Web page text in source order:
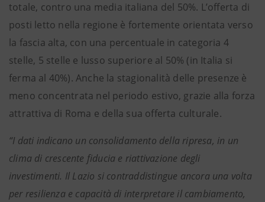
totale, contro una media italiana del 50%. L’offerta di
posti letto nella regione è fortemente orientata verso
la fascia alta, con una percentuale in categoria 4
stelle, 5 stelle e lusso superiore al 50% (in Italia si
ferma al 40%). Anche la stagionalità delle presenze è
meno concentrata nel periodo estivo, grazie alla forza
attrattiva di Roma e della sua offerta culturale.
“I dati indicano un consolidamento della ripresa, in un
clima di crescente fiducia e riattivazione degli
investimenti. Il Lazio si contraddistingue ancora una volta
per resilienza e capacità di interpretare il cambiamento,